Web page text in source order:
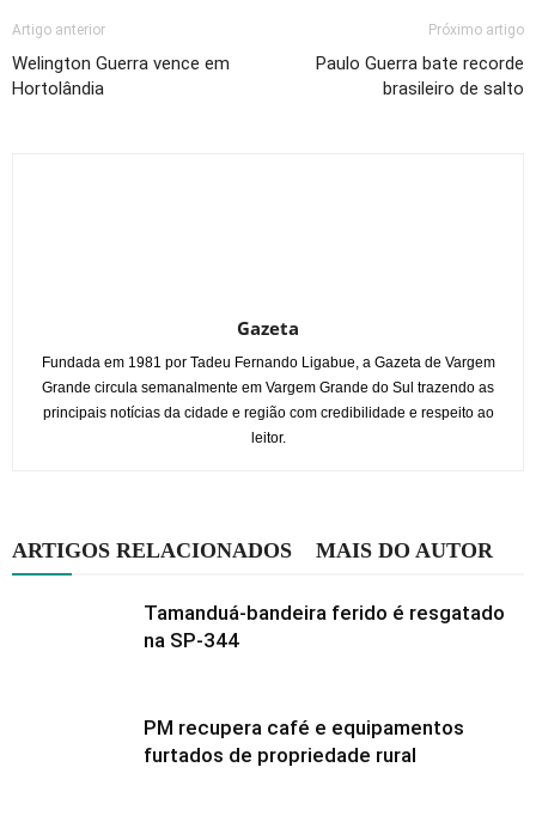
Artigo anterior
Welington Guerra vence em
Hortolândia
Próximo artigo
Paulo Guerra bate recorde
brasileiro de salto
Gazeta
Fundada em 1981 por Tadeu Fernando Ligabue, a Gazeta de Vargem
Grande circula semanalmente em Vargem Grande do Sul trazendo as
principais notícias da cidade e região com credibilidade e respeito ao
leitor.
ARTIGOS RELACIONADOS MAIS DO AUTOR
Tamanduá-bandeira ferido é resgatado
na SP-344
PM recupera café e equipamentos
furtados de propriedade rural